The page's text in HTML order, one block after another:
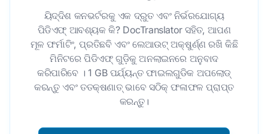
ୟିଦ୍ଦିଶ କନଭର୍ଟରକୁ ଏକ ଦ୍ରୁତ ଏବଂ ନିର୍ଭରଯୋଗ୍ୟ
ପିଡିଏଫ୍ ଆବଶ୍ୟକ କି? DocTranslator ସହିତ, ଆପଣ
ମୂଳ ଫର୍ମାଟିଂ, ପ୍ରତିଛବି ଏବଂ ଲେଆଉଟ୍ ଅକ୍ଷୁର୍ଣ୍ଣ ରଖି କିଛି
ମିନିଟରେ ପିଡିଏଫ୍ ଗୁଡ଼ିକୁ ଅନଲାଇନରେ ଅନୁବାଦ
କରିପାରିବେ । 1 GB ପର୍ଯ୍ୟନ୍ତ ଫାଇଲଗୁଡିକ ଅପଲୋଡ୍
କରନ୍ତୁ ଏବଂ ତତକ୍ଷଣାତ୍ ଭାବେ ସଠିକ୍ ଫଳାଫଳ ପ୍ରାପ୍ତ
କରନ୍ତୁ।